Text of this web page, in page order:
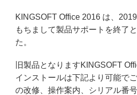
KINGSOFT Office 2016 は、
もちまして製品サポートを終了
た。
旧製品となりますKINGSOFT
インストールは下記より可能で
の改修、操作案内、シリアル番